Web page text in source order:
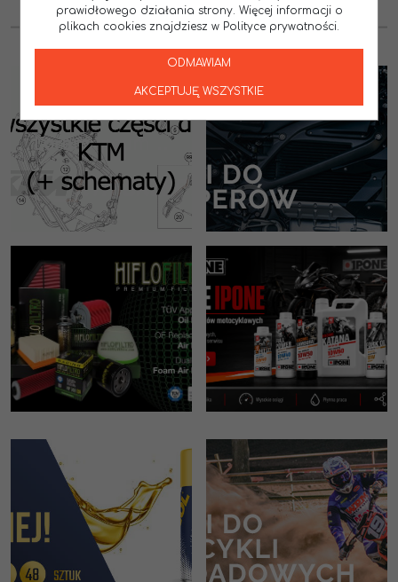
1 2 3 4 ... 31
prawidłowego działania strony. Więcej informacji o
plikach cookies znajdziesz w Polityce prywatności.
ODMAWIAM
AKCEPTUJĘ WSZYSTKIE